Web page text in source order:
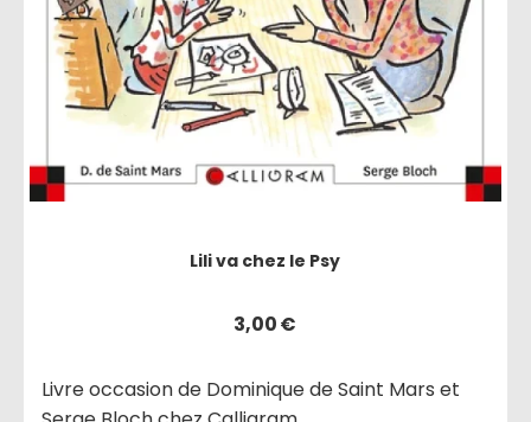
Lili va chez le Psy
3,00€
Livre occasion de Dominique de Saint Mars et